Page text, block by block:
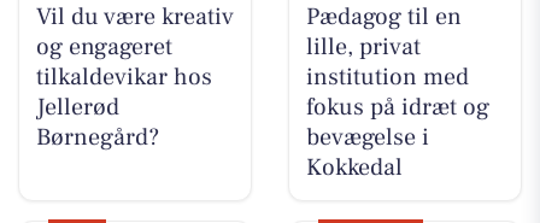
Vil du være kreativ
og engageret
tilkaldevikar hos
Jellerød
Børnegård?
Pædagog til en
lille, privat
institution med
fokus på idræt og
bevægelse i
Kokkedal